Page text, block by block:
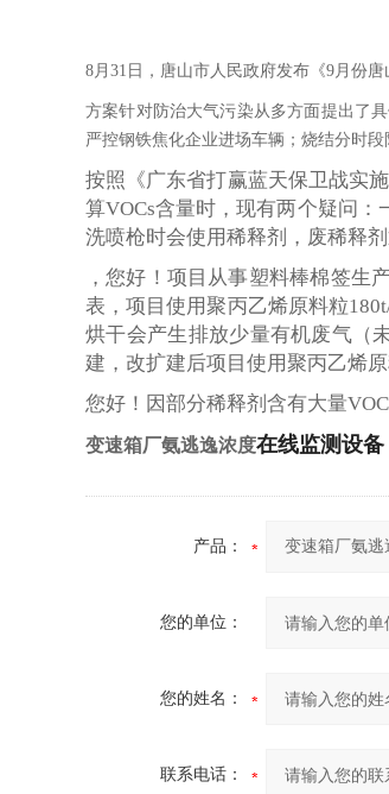
8月31日，唐山市人民政府发布《9月份
方案针对防治大气污染从多方面提出了
严控钢铁焦化企业进场车辆；烧结分时
按照《广东省打赢蓝天保卫战实
算VOCs含量时，现有两个疑问
洗喷枪时会使用稀释剂，废稀释
，您好！项目从事塑料棒棉签生
表，项目使用聚丙乙烯原料粒
烘干会产生排放少量有机废气（
建，改扩建后项目使用聚丙乙烯
您好！因部分稀释剂含有大量
变速箱厂氨逃逸浓度在线监测设备
产品：
您的单位：
您的姓名：
联系电话：